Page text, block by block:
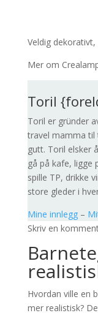
Veldig
Mer om
Toril
Toril er gründer
travel mamma til
gutt. Toril elsker
gå på kafe, ligge
spille TP, drikke
store gleder i
Mine innlegg–
Skriv en
Hvordan ville en
mer realistisk?